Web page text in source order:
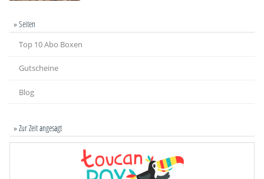
» Seiten
Top 10 Abo Boxen
Gutscheine
Blog
» Zur Zeit angesagt